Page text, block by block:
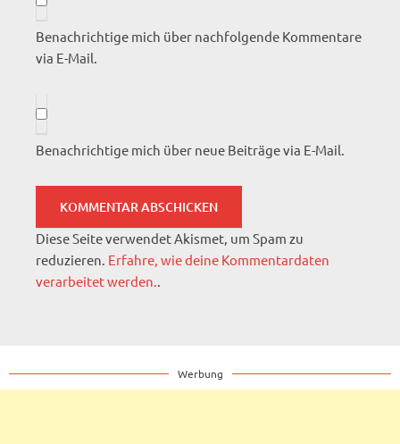
Benachrichtige mich über nachfolgende Kommentare
via E-Mail.
Benachrichtige mich über neue Beiträge via E-Mail.
Diese Seite verwendet Akismet, um Spam zu
reduzieren. Erfahre, wie deine Kommentardaten
verarbeitet werden..
Werbung